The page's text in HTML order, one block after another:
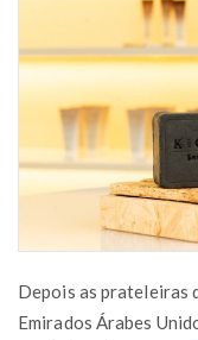
Depois as prateleiras
Emirados Árabes